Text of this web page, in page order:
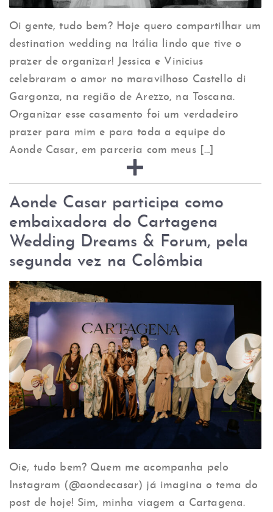
Oi gente, tudo bem? Hoje quero compartilhar um
destination wedding na Itália lindo que tive o
prazer de organizar! Jessica e Vinicius
celebraram o amor no maravilhoso Castello di
Gargonza, na região de Arezzo, na Toscana.
Organizar esse casamento foi um verdadeiro
prazer para mim e para toda a equipe do
Aonde Casar, em parceria com meus […]
Aonde Casar participa como
embaixadora do Cartagena
Wedding Dreams & Forum, pela
segunda vez na Colômbia
Oie, tudo bem? Quem me acompanha pelo
Instagram (@aondecasar) já imagina o tema do
post de hoje! Sim, minha viagem a Cartagena.